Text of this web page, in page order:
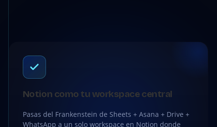
Notion como tu workspace central
Pasas del Frankenstein de Sheets + Asana + Drive +
WhatsApp a un solo workspace en Notion donde